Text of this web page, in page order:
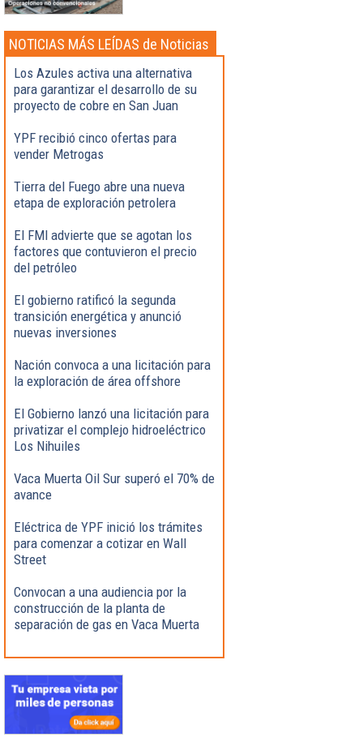
NOTICIAS MÁS LEÍDAS de Noticias
Destacadas
Los Azules activa una alternativa
para garantizar el desarrollo de su
proyecto de cobre en San Juan
YPF recibió cinco ofertas para
vender Metrogas
Tierra del Fuego abre una nueva
etapa de exploración petrolera
El FMI advierte que se agotan los
factores que contuvieron el precio
del petróleo
El gobierno ratificó la segunda
transición energética y anunció
nuevas inversiones
Nación convoca a una licitación para
la exploración de área offshore
El Gobierno lanzó una licitación para
privatizar el complejo hidroeléctrico
Los Nihuiles
Vaca Muerta Oil Sur superó el 70% de
avance
Eléctrica de YPF inició los trámites
para comenzar a cotizar en Wall
Street
Convocan a una audiencia por la
construcción de la planta de
separación de gas en Vaca Muerta